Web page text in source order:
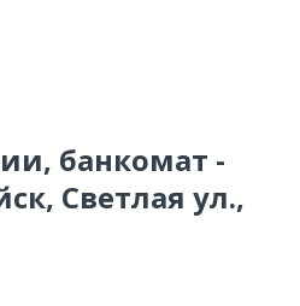
банкомат -
Светлая ул.,